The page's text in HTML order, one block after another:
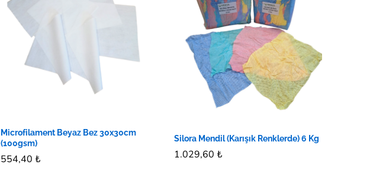
Microfilament Beyaz Bez 30x30cm
(100gsm)
554,40 ₺
554,40 ₺
Silora Mendil (Karışık Renklerde) 6 Kg
1.029,60 ₺
1.029,60 ₺